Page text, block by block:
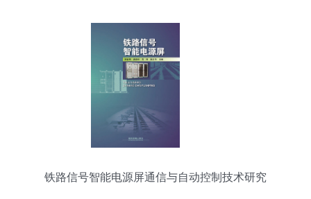
铁路信号智能电源屏通信与自动控制技术研究